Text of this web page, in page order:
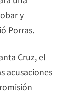
y
Porras.
Cruz, el
acusaciones